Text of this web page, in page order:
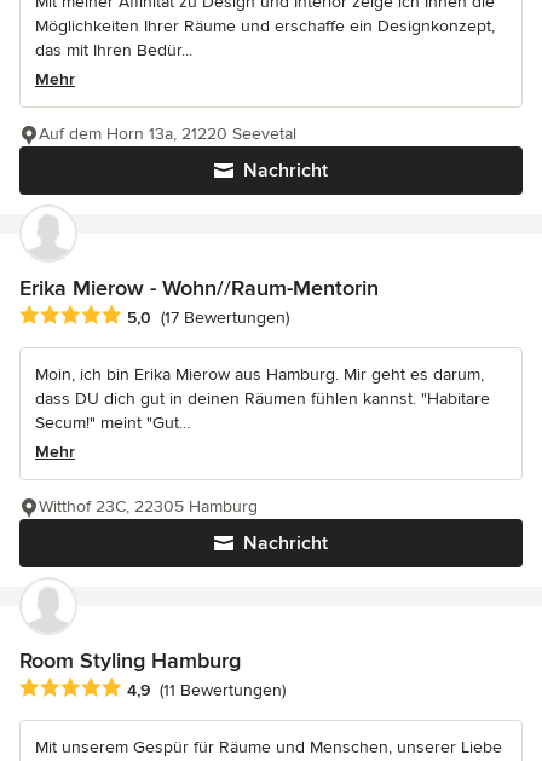
Möglichkeiten Ihrer Räume und erschaffe ein Designkonzept,
das mit Ihren Bedür...
Mehr
Nachricht
Auf dem Horn 13a, 21220 Seevetal
Erika Mierow - Wohn//Raum-Mentorin
Durchschnittliche Bewertung: 5 von 5 Sternen
5,0 (17 Bewertungen)
Moin, ich bin Erika Mierow aus Hamburg. Mir geht es darum,
dass DU dich gut in deinen Räumen fühlen kannst. "Habitare
Secum!" meint "Gut...
Mehr
Nachricht
Witthof 23C, 22305 Hamburg
Room Styling Hamburg
Durchschnittliche Bewertung: 4.9 von 5 Sternen
4,9 (11 Bewertungen)
Mit unserem Gespür für Räume und Menschen, unserer Liebe